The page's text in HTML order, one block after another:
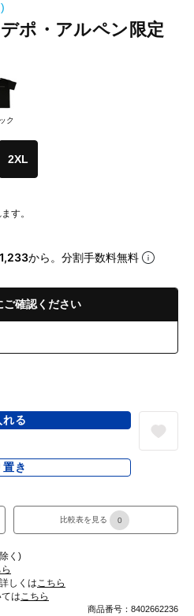
ポ・アルペン限定
ク
2XL
す。
から。分割手数料無料
ご確認ください
れる
き
比較表を見る 0
く)
しくはこちら
はこちら
商品番号：8402662236